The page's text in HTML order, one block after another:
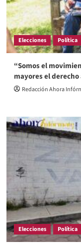
Elecciones Política
“Somos el
mayores el
Redacción Ahora
Elecciones Política